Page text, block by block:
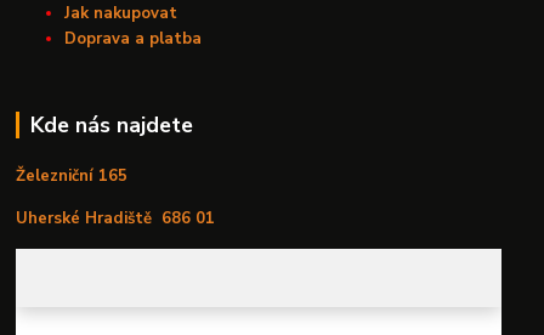
Jak nakupovat
Doprava a platba
Kde nás najdete
Železniční 165
Uherské Hradiště 686 01